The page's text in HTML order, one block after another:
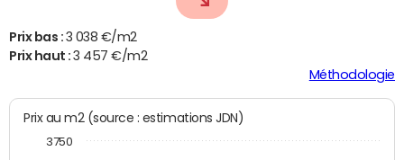
Prix bas : 3 038 €/m2
Prix haut :3 457 €/m2
Méthodologie
Prix au m2 (source : estimations JDN)
3750